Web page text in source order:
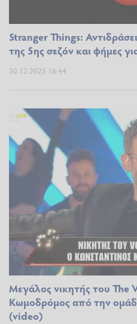
Stranger Things:
της 5ης σεζόν και φήμες
30.12.2025 16:44
Μεγάλος νικητής του The
Κωμοδρόμος από την
(video)